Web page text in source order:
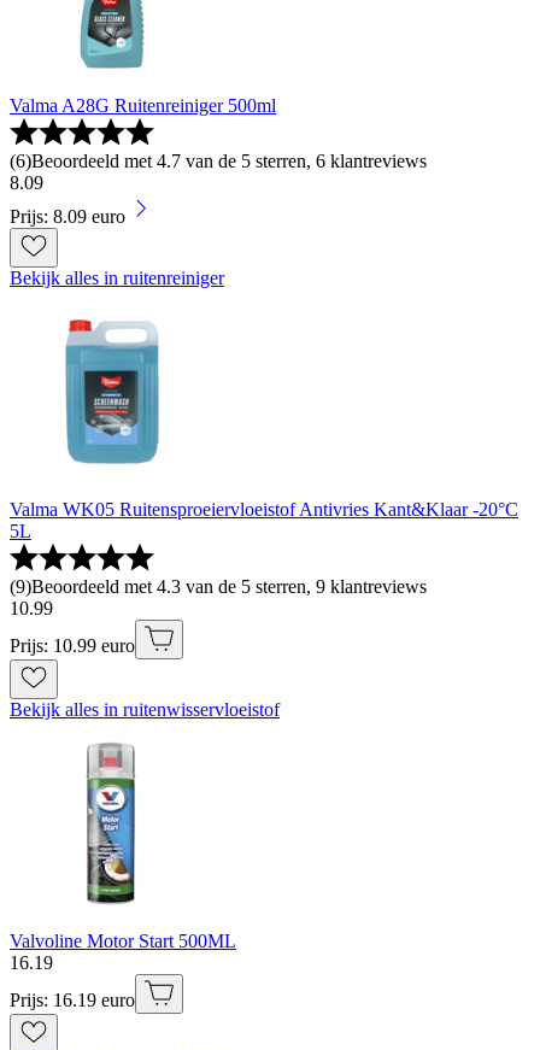
Valma A28G Ruitenreiniger 500ml
(6)Beoordeeld met 4.7 van de 5 sterren, 6 klantreviews
8.09
Prijs: 8.09 euro
Bekijk alles in ruitenreiniger
Valma WK05 Ruitensproeiervloeistof Antivries Kant&Klaar -20°C
5L
(9)Beoordeeld met 4.3 van de 5 sterren, 9 klantreviews
10.99
Prijs: 10.99 euro
Bekijk alles in ruitenwisservloeistof
Valvoline Motor Start 500ML
16.19
Prijs: 16.19 euro